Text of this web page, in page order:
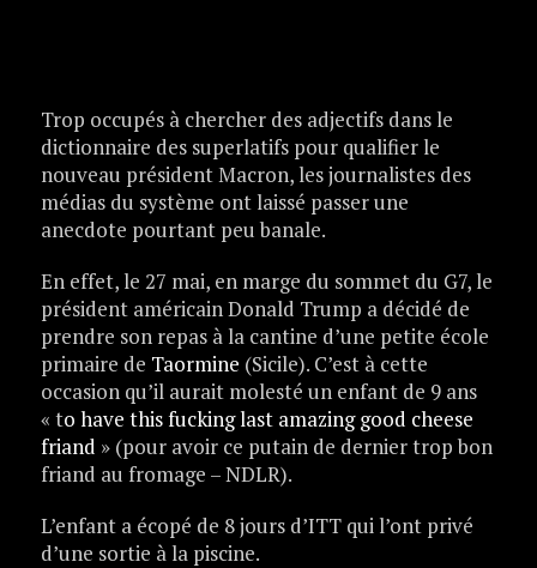
Trop occupés à chercher des adjectifs dans le
dictionnaire des superlatifs pour qualifier le
nouveau président Macron, les journalistes des
médias du système ont laissé passer une
anecdote pourtant peu banale.
En effet, le 27 mai, en marge du sommet du G7, le
président américain Donald Trump a décidé de
prendre son repas à la cantine d’une petite école
primaire de Taormine (Sicile). C’est à cette
occasion qu’il aurait molesté un enfant de 9 ans
« to have this fucking last amazing good cheese
friand » (pour avoir ce putain de dernier trop bon
friand au fromage – NDLR).
L’enfant a écopé de 8 jours d’ITT qui l’ont privé
d’une sortie à la piscine.